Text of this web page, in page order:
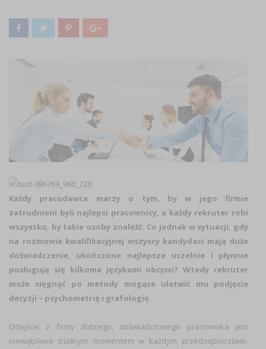
Każdy pracodawca marzy o tym, by w jego firmie
zatrudnieni byli najlepsi pracownicy, a każdy rekruter robi
wszystko, by takie osoby znaleźć. Co jednak w sytuacji, gdy
na rozmowie kwalifikacyjnej wszyscy kandydaci mają duże
doświadczenie, ukończone najlepsze uczelnie i płynnie
posługują się kilkoma językami obcymi? Wtedy rekruter
może sięgnąć po metody mogące ułatwić mu podjęcie
decyzji – psychometrię i grafologię.
Odejście z firmy dobrego, doświadczonego pracownika jest
niewątpliwie trudnym momentem w każdym przedsiębiorstwie.